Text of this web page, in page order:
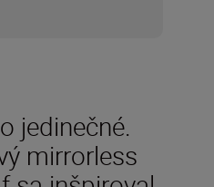
jedinečné.
mirrorless